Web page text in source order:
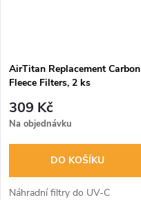
AirTitan Replacement Carbon
Fleece Filters, 2 ks
309 Kč
Na objednávku
DO KOŠÍKU
Náhradní filtry do UV-C